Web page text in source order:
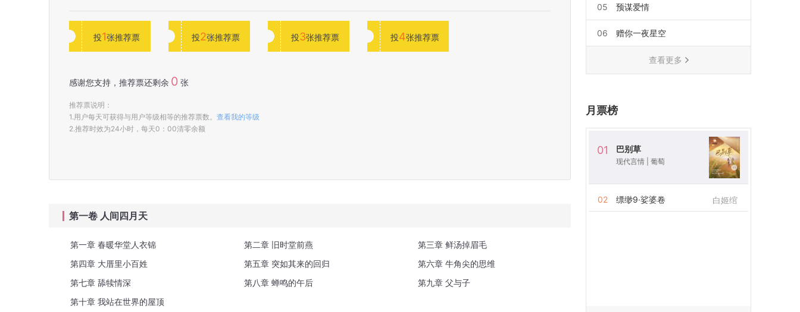
投1张推荐票 投2张推荐票 投3张推荐票 投4张推荐票
感谢您支持，推荐票还剩余 0 张
推荐票说明：
1.用户每天可获得与用户等级相等的推荐票数。 查看我的等级
2.推荐时效为24小时，每天0：00清零余额
第一卷 人间四月天
第一章 春暖华堂人衣锦 第二章 旧时堂前燕
第三章 鲜汤掉眉毛
第四章 大厝里小百姓
第五章 突如其来的回归
第六章 牛角尖的思维
第七章 舔犊情深
第八章 蝉鸣的午后
第九章 父与子
第十章 我站在世界的屋顶
05 预谋爱情
06 赠你一夜星空
查看更多
月票榜
01 巴别草
现代言情 葡萄
02 缥缈9·娑婆卷 白姬绾